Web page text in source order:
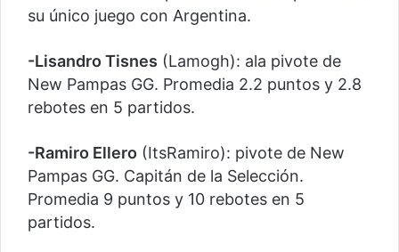
su único juego con Argentina.
-Lisandro Tisnes (Lamogh): ala pivote de
New Pampas GG. Promedia 2.2 puntos y 2.8
rebotes en 5 partidos.
-Ramiro Ellero (ItsRamiro): pivote de New
Pampas GG. Capitán de la Selección.
Promedia 9 puntos y 10 rebotes en 5
partidos.